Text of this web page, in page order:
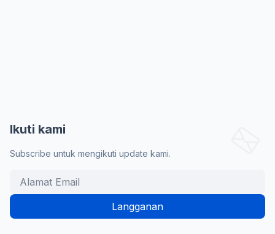
Ikuti kami
Subscribe untuk mengikuti update kami.